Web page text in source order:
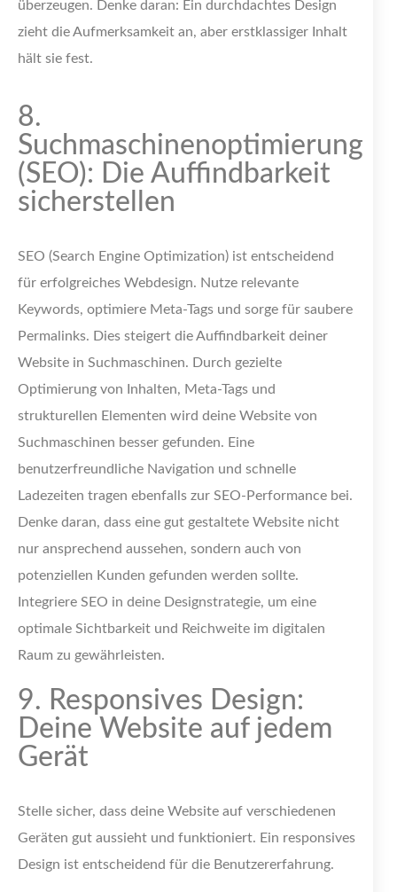
überzeugen. Denke daran: Ein durchdachtes Design
zieht die Aufmerksamkeit an, aber erstklassiger Inhalt
hält sie fest.
8.
Suchmaschinenoptimierung
(SEO): Die Auffindbarkeit
sicherstellen
SEO (Search Engine Optimization) ist entscheidend
für erfolgreiches Webdesign. Nutze relevante
Keywords, optimiere Meta-Tags und sorge für saubere
Permalinks. Dies steigert die Auffindbarkeit deiner
Website in Suchmaschinen. Durch gezielte
Optimierung von Inhalten, Meta-Tags und
strukturellen Elementen wird deine Website von
Suchmaschinen besser gefunden. Eine
benutzerfreundliche Navigation und schnelle
Ladezeiten tragen ebenfalls zur SEO-Performance bei.
Denke daran, dass eine gut gestaltete Website nicht
nur ansprechend aussehen, sondern auch von
potenziellen Kunden gefunden werden sollte.
Integriere SEO in deine Designstrategie, um eine
optimale Sichtbarkeit und Reichweite im digitalen
Raum zu gewährleisten.
9. Responsives Design:
Deine Website auf jedem
Gerät
Stelle sicher, dass deine Website auf verschiedenen
Geräten gut aussieht und funktioniert. Ein responsives
Design ist entscheidend für die Benutzererfahrung.